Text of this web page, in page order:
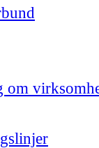
om